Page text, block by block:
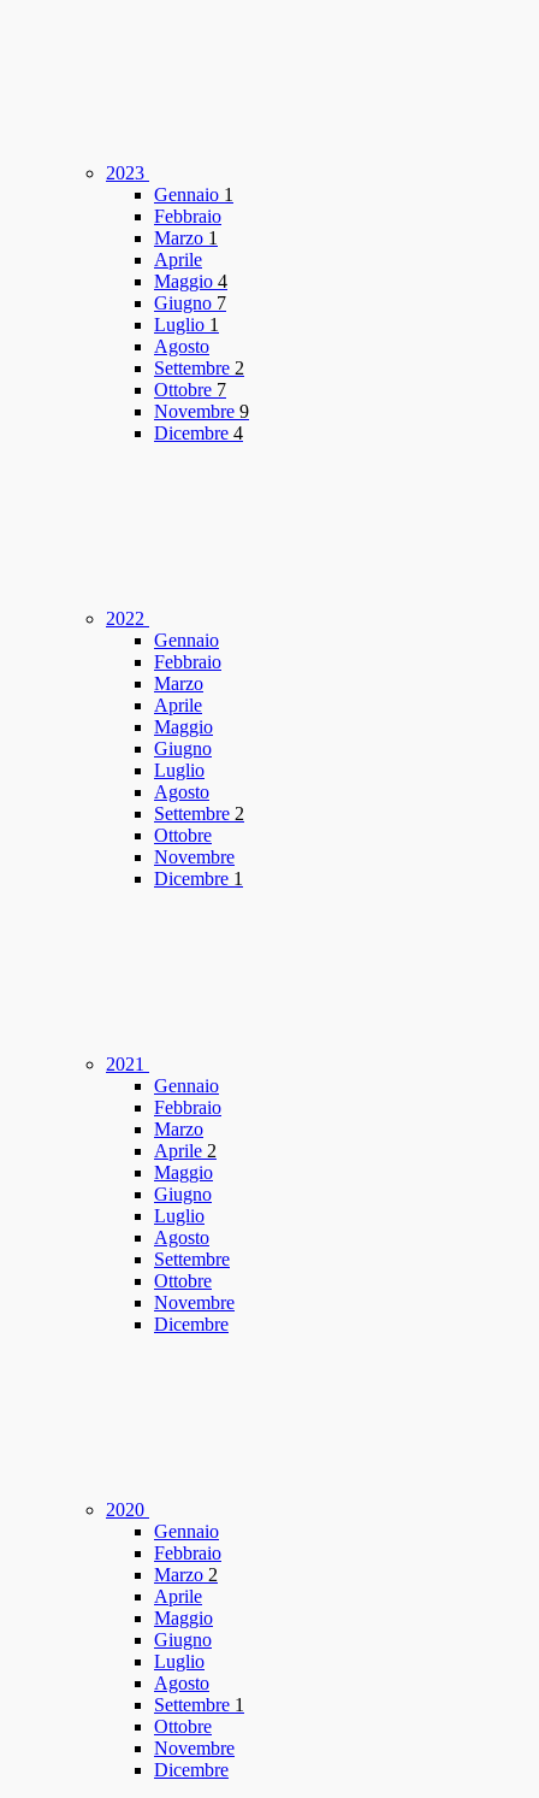
2023
Gennaio 1
Febbraio
Marzo 1
Aprile
Maggio 4
Giugno 7
Luglio 1
Agosto
Settembre 2
Ottobre 7
Novembre 9
Dicembre 4
2022
Gennaio
Febbraio
Marzo
Aprile
Maggio
Giugno
Luglio
Agosto
Settembre 2
Ottobre
Novembre
Dicembre 1
2021
Gennaio
Febbraio
Marzo
Aprile 2
Maggio
Giugno
Luglio
Agosto
Settembre
Ottobre
Novembre
Dicembre
2020
Gennaio
Febbraio
Marzo 2
Aprile
Maggio
Giugno
Luglio
Agosto
Settembre 1
Ottobre
Novembre
Dicembre